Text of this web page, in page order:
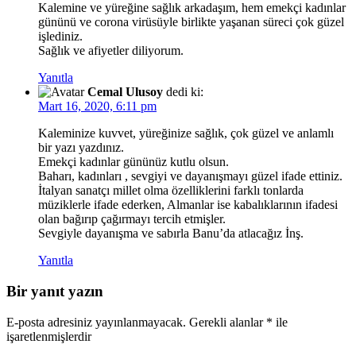
Kalemine ve yüreğine sağlık arkadaşım, hem emekçi kadınlar
gününü ve corona virüsüyle birlikte yaşanan süreci çok güzel
işlediniz.
Sağlık ve afiyetler diliyorum.
Yanıtla
Cemal Ulusoy dedi ki:
Mart 16, 2020, 6:11 pm
Kaleminize kuvvet, yüreğinize sağlık, çok güzel ve anlamlı
bir yazı yazdınız.
Emekçi kadınlar gününüz kutlu olsun.
Baharı, kadınları , sevgiyi ve dayanışmayı güzel ifade ettiniz.
İtalyan sanatçı millet olma özelliklerini farklı tonlarda
müziklerle ifade ederken, Almanlar ise kabalıklarının ifadesi
olan bağırıp çağırmayı tercih etmişler.
Sevgiyle dayanışma ve sabırla Banu’da atlacağız İnş.
Yanıtla
Bir yanıt yazın
E-posta adresiniz yayınlanmayacak. Gerekli alanlar * ile
işaretlenmişlerdir